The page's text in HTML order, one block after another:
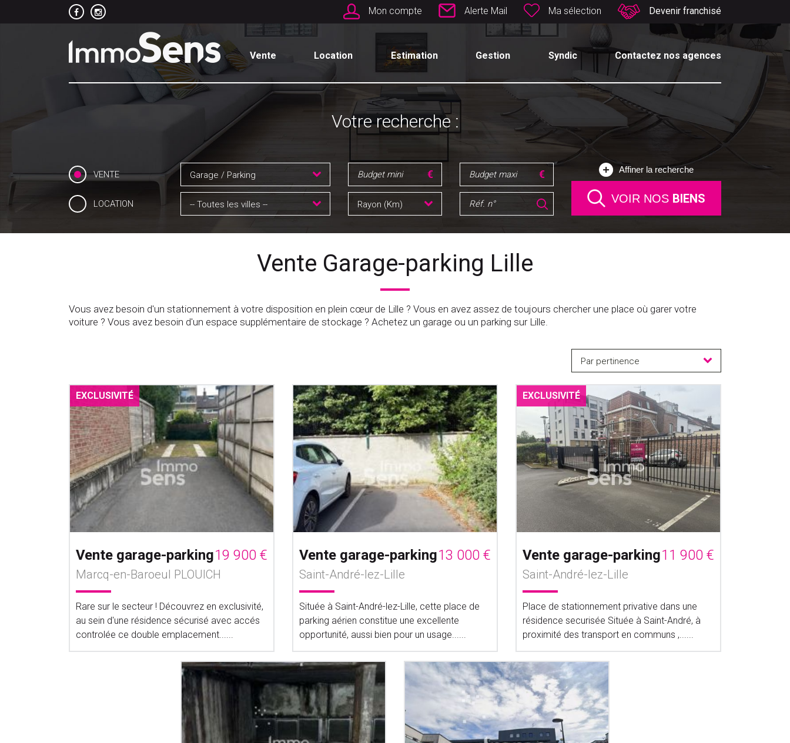
Mon compte Alerte Mail Ma sélection Devenir franchisé
Vente Location Estimation Gestion Syndic Contactez nos agences
Votre recherche :
VENTE
LOCATION
Garage / Parking
-- Toutes les villes -- Rayon (Km)
Affiner la recherche
VOIR NOS BIENS
Vente Garage-parking Lille
Vous avez besoin d'un stationnement à votre disposition en plein cœur de Lille ? Vous en avez assez de toujours chercher une place où garer votre
voiture ? Vous avez besoin d'un espace supplémentaire de stockage ? Achetez un garage ou un parking sur Lille.
Par pertinence
EXCLUSIVITÉ
Vente garage-parking19 900 €
Marcq-en-Baroeul PLOUICH
Rare sur le secteur ! Découvrez en exclusivité,
au sein d'une résidence sécurisé avec accés
controlée ce double emplacement......
Vente garage-parking13 000 €
Saint-André-lez-Lille
Située à Saint-André-lez-Lille, cette place de
parking aérien constitue une excellente
opportunité, aussi bien pour un usage......
EXCLUSIVITÉ
Vente garage-parking11 900 €
Saint-André-lez-Lille
Place de stationnement privative dans une
résidence securisée Située à Saint-André, à
proximité des transport en communs ,......